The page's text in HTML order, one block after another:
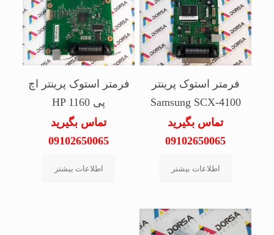
فرمتر استوک پرینتر
Samsung SCX-4100
تماس بگیرید
09102650065
اطلاعات بیشتر
فرمتر استوک پرینتر اچ
پی HP 1160
تماس بگیرید
09102650065
اطلاعات بیشتر